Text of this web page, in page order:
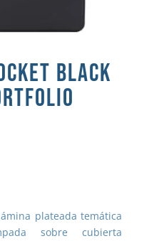
BLACK
plateada temática
sobre cubierta